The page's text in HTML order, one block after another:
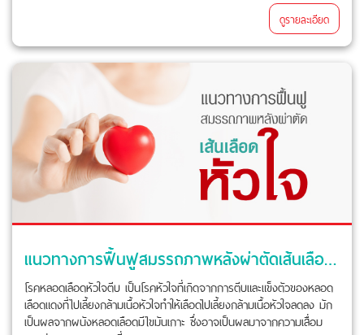
ดูรายละเอียด
แนวทางการฟื้นฟูสมรรถภาพหลังผ่าตัดเส้นเลือดหัวใจ
โรคหลอดเลือดหัวใจตีบ เป็นโรคหัวใจที่เกิดจากการตีบและแข็งตัวของหลอด
เลือดแดงที่ไปเลี้ยงกล้ามเนื้อหัวใจทำให้เลือดไปเลี้ยงกล้ามเนื้อหัวใจลดลง มัก
เป็นผลจากผนังหลอดเลือดมีไขมันเกาะ ซึ่งอาจเป็นผลมาจากความเสื่อม